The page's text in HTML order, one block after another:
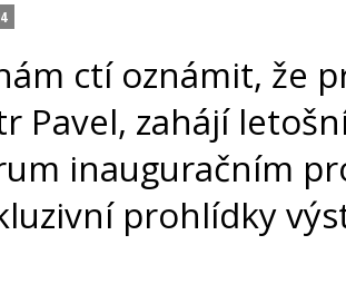
ctí oznámit, že
Pavel, zahájí
inauguračním
prohlídky